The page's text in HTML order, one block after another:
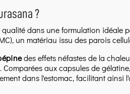
?
dans une formulation idéale
un matériau issu des parois
des effets néfastes de la
aux capsules de
dans l'estomac, facilitant ainsi